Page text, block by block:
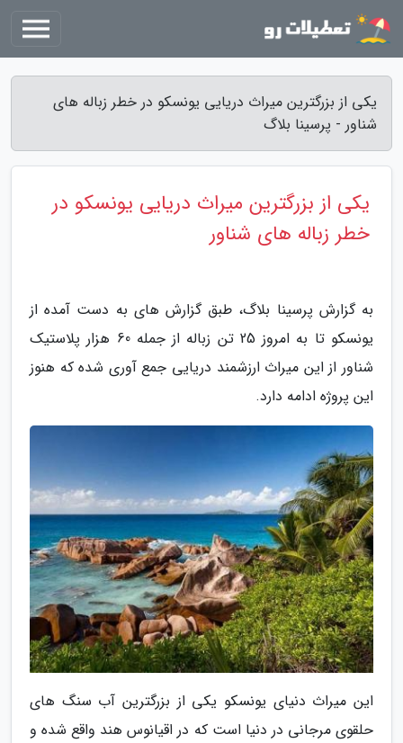
یکی از بزرگترین میراث دریایی یونسکو در خطر زباله های
شناور - پرسینا بلاگ
یکی از بزرگترین میراث دریایی یونسکو در
خطر زباله های شناور
به گزارش پرسینا بلاگ، طبق گزارش های به دست آمده از
یونسکو تا به امروز 25 تن زباله از جمله 60 هزار پلاستیک
شناور از این میراث ارزشمند دریایی جمع آوری شده که هنوز
این پروژه ادامه دارد.
این میراث دنیای یونسکو یکی از بزرگترین آب سنگ های
حلقوی مرجانی در دنیا است که در اقیانوس هند واقع شده و